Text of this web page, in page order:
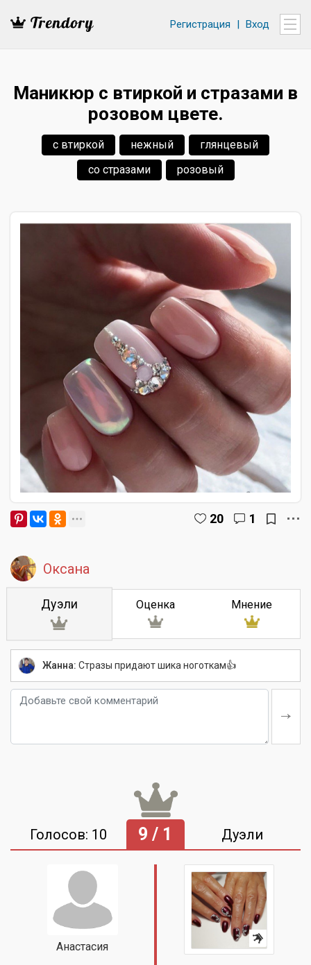
Регистрация | Вход
Маникюр с втиркой и стразами в
розовом цвете.
с втиркой нежный
глянцевый
со стразами
розовый
20 1
Оксана
Дуэли Оценка Мнение
Жанна: Стразы придают шика ноготкам👍
Голосов: 10 9 / 1 Дуэли
Анастасия